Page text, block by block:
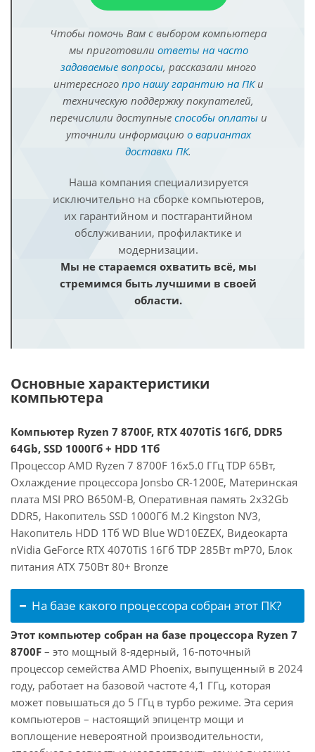
Чтобы помочь Вам с выбором компьютера
мы приготовили ответы на часто
задаваемые вопросы, рассказали много
интересного про нашу гарантию на ПКи
техническую поддержку покупателей,
перечислили доступные способы оплатыи
уточнили информацию о вариантах
доставки ПК.
Наша компания специализируется
исключительно на сборке компьютеров,
их гарантийном и постгарантийном
обслуживании, профилактике и
модернизации.
Мы не стараемся охватить всё, мы
стремимся быть лучшими в своей
области.
Основные характеристики
компьютера
Компьютер Ryzen 7 8700F, RTX 4070TiS 16Гб, DDR5
64Gb, SSD 1000Гб + HDD 1Тб
Процессор AMD Ryzen 7 8700F 16x5.0 ГГц TDP 65Вт,
Охлаждение процессора Jonsbo CR-1200E, Материнская
плата MSI PRO B650M-B, Оперативная память 2x32Gb
DDR5, Накопитель SSD 1000Гб M.2 Kingston NV3,
Накопитель HDD 1Тб WD Blue WD10EZEX, Видеокарта
nVidia GeForce RTX 4070TiS 16Гб TDP 285Вт mP70, Блок
питания ATX 750Вт 80+ Bronze
На базе какого процессора собран этот ПК?
Этот компьютер собран на базе процессора Ryzen 7
8700F – это мощный 8-ядерный, 16-поточный
процессор семейства AMD Phoenix, выпущенный в 2024
году, работает на базовой частоте 4,1 ГГц, которая
может повышаться до 5 ГГц в турбо режиме. Эта серия
компьютеров – настоящий эпицентр мощи и
воплощение невероятной производительности,